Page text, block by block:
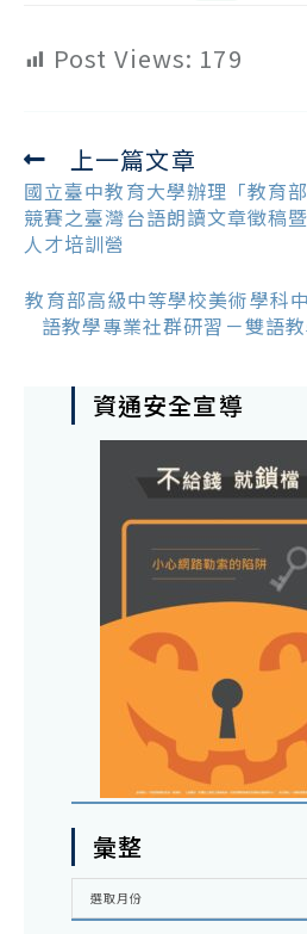
Post Views: 179
Read
more
articles
上一篇文章
國立臺中教育大學辦理「教育
競賽之臺灣台語朗讀文章徵稿
人才培訓營
教育部高級中等學校美術學科
語教學專業社群研習－雙語
資通安全宣導
彙整
彙
選取月份